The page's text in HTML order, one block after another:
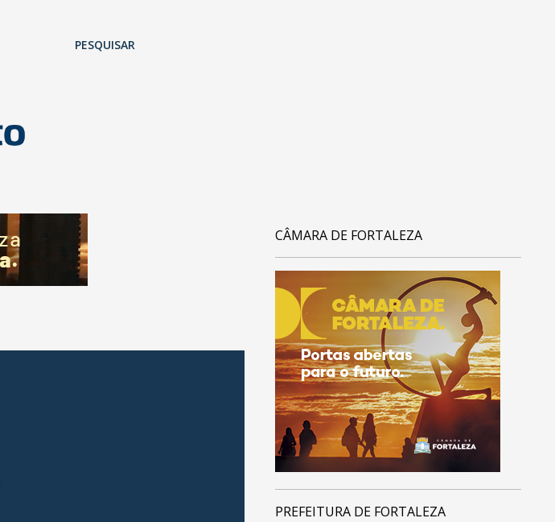
PESQUISAR
CÂMARA DE FORTALEZA
PREFEITURA DE FORTALEZA